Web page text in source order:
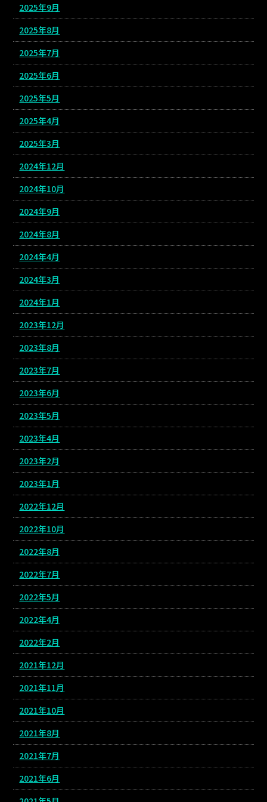
2025年9月
2025年8月
2025年7月
2025年6月
2025年5月
2025年4月
2025年3月
2024年12月
2024年10月
2024年9月
2024年8月
2024年4月
2024年3月
2024年1月
2023年12月
2023年8月
2023年7月
2023年6月
2023年5月
2023年4月
2023年2月
2023年1月
2022年12月
2022年10月
2022年8月
2022年7月
2022年5月
2022年4月
2022年2月
2021年12月
2021年11月
2021年10月
2021年8月
2021年7月
2021年6月